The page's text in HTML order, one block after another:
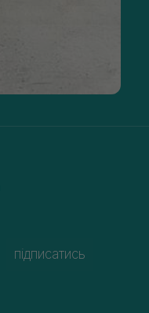
підписатись